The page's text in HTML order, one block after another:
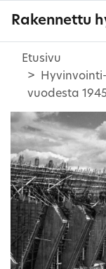
Rakennettu
Etusivu
vuodesta